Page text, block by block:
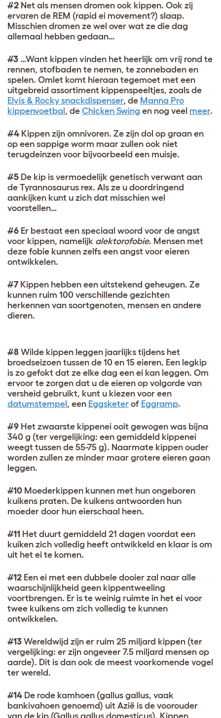
#2 Net als mensen dromen ook kippen. Ook zij
ervaren de REM (rapid ei movement?) slaap.
Misschien dromen ze wel over wat ze die dag
allemaal hebben gedaan…
#3 …Want kippen vinden het heerlijk om vrij rond te
rennen, stofbaden te nemen, te zonnebaden en
spelen. Omlet komt hieraan tegemoet met een
uitgebreid assortiment kippenspeeltjes, zoals de
Elvis & Rocky snackdispenser, de Manna Pro
kippenvoetbal , de Chicken Swing en nog veel meer.
#4 Kippen zijn omnivoren. Ze zijn dol op graan en
op een sappige worm maar zullen ook niet
terugdeinzen voor bijvoorbeeld een muisje.
#5 De kip is vermoedelijk genetisch verwant aan
de Tyrannosaurus rex. Als ze u doordringend
aankijken kunt u zich dat misschien wel
voorstellen…
#6 Er bestaat een speciaal woord voor de angst
voor kippen, namelijk alektorofobie. Mensen met
deze fobie kunnen zelfs een angst voor eieren
ontwikkelen.
#7 Kippen hebben een uitstekend geheugen. Ze
kunnen ruim 100 verschillende gezichten
herkennen van soortgenoten, mensen en andere
dieren.
#8 Wilde kippen leggen jaarlijks tijdens het
broedseizoen tussen de 10 en 15 eieren. Een legkip
is zo gefokt dat ze elke dag een ei kan leggen. Om
ervoor te zorgen dat u de eieren op volgorde van
versheid gebruikt, kunt u kiezen voor een
datumstempel , een Eggsketer of Eggramp.
#9 Het zwaarste kippenei ooit gewogen was bijna
340 g (ter vergelijking: een gemiddeld kippenei
weegt tussen de 55-75 g). Naarmate kippen ouder
worden zullen ze minder maar grotere eieren gaan
leggen.
#10 Moederkippen kunnen met hun ongeboren
kuikens praten. De kuikens antwoorden hun
moeder door hun eierschaal heen.
#11 Het duurt gemiddeld 21 dagen voordat een
kuiken zich volledig heeft ontwikkeld en klaar is om
uit het ei te komen.
#12 Een ei met een dubbele dooier zal naar alle
waarschijnlijkheid geen kippentweeling
voortbrengen. Er is te weinig ruimte in het ei voor
twee kuikens om zich volledig te kunnen
ontwikkelen.
#13 Wereldwijd zijn er ruim 25 miljard kippen (ter
vergelijking: er zijn ongeveer 7.5 miljard mensen op
aarde). Dit is dan ook de meest voorkomende vogel
ter wereld.
#14 De rode kamhoen (gallus gallus, vaak
bankivahoen genoemd) uit Azië is de voorouder